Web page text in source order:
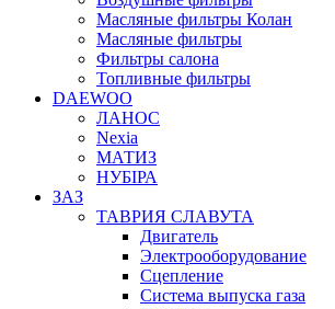
Масляные фильтры Колан
Масляные фильтры
Фильтры салона
Топливные фильтры
DAEWOO
ЛАНОС
Nexia
МАТИЗ
НУБІРА
ЗАЗ
ТАВРИЯ СЛАВУТА
Двигатель
Электрооборудование
Сцепление
Система выпуска газа